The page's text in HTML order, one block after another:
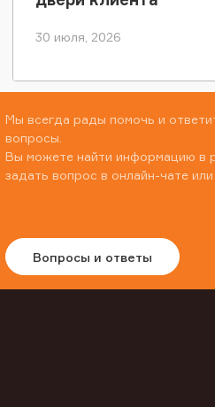
30 июля, 2026
Мы всегда рады помочь и
вопросы.
Вы можете найти информацию в
задать вопрос в онлайн-чате
Вопросы и ответы